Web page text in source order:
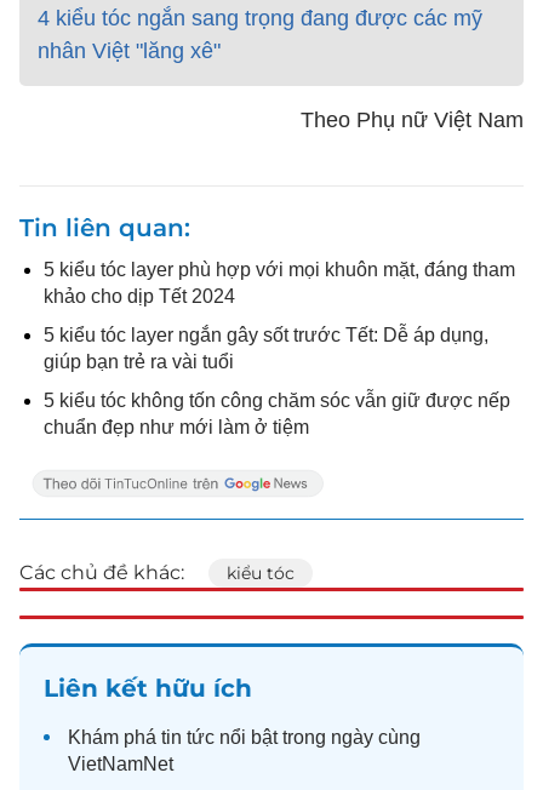
4 kiểu tóc ngắn sang trọng đang được các mỹ
nhân Việt "lăng xê"
Theo Phụ nữ Việt Nam
Tin liên quan
5 kiểu tóc layer phù hợp với mọi khuôn mặt, đáng tham
khảo cho dịp Tết 2024
5 kiểu tóc layer ngắn gây sốt trước Tết: Dễ áp dụng,
giúp bạn trẻ ra vài tuổi
5 kiểu tóc không tốn công chăm sóc vẫn giữ được nếp
chuẩn đẹp như mới làm ở tiệm
Các chủ đề khác: kiểu tóc
Liên kết hữu ích
Khám phá tin tức nổi bật trong ngày cùng
VietNamNet